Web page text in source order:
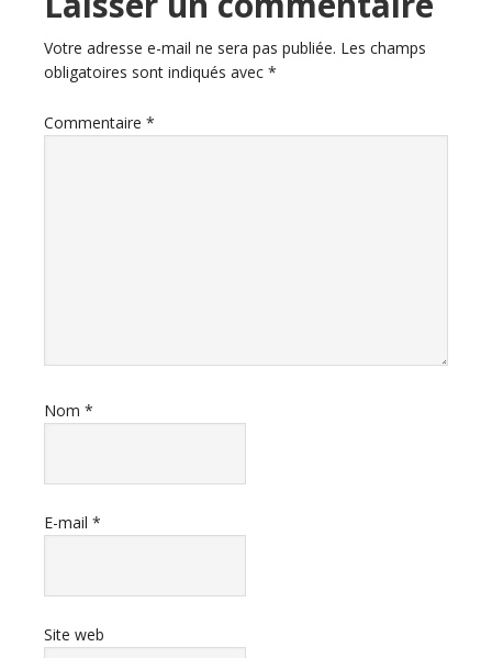
du
lecteur
Votre adresse e-mail ne sera pas publiée. Les champs
obligatoires sont indiqués avec *
Commentaire *
Nom *
E-mail *
Site web